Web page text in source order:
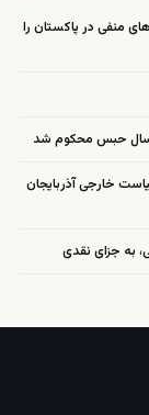
منفی در پاکستان را
خارجی آذربایجان
به جزای نقدی